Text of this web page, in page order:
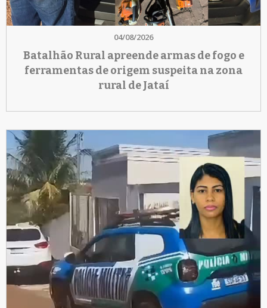
04/08/2026
Batalhão Rural apreende armas de fogo e
ferramentas de origem suspeita na zona
rural de Jataí